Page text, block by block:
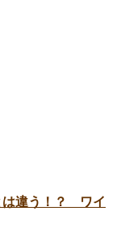
は違う！？ ワイ